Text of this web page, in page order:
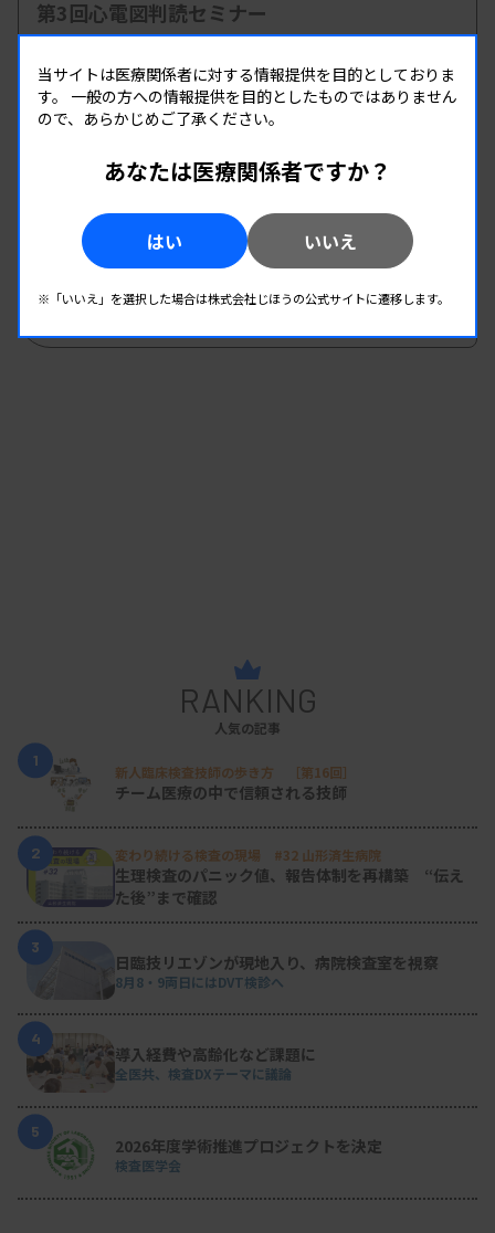
第3回心電図判読セミナー
主催 :徳島県臨床検査技師会
開催場所 : WEB
生理
08.20（木）-2026.08.20（木）
福岡地区 生理部門勉強会
福岡県臨床衛生検査技師会
RANKING
人気の記事
1
新人臨床検査技師の歩き方 ［第16回］
チーム医療の中で信頼される技師
2 変わり続ける検査の現場 #32 山形済生病院
生理検査のパニック値、報告体制を再構築 “伝え
た後”まで確認
3
日臨技リエゾンが現地入り、病院検査室を視察
8月8・9両日にはDVT検診へ
4
導入経費や高齢化など課題に
全医共、検査DXテーマに議論
5
2026年度学術推進プロジェクトを決定
検査医学会
当サイトは医療関係者に対する情報提供を目的としておりま
す。 一般の方への情報提供を目的としたものではありません
ので、あらかじめご了承ください。
あなたは医療関係者ですか？
はい いいえ
※「いいえ」を選択した場合は株式会社じほうの公式サイトに遷移します。